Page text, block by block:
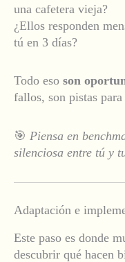
una cafetera vieja?
¿Ellos responden
tú en 3 días?
Todo eso son
fallos, son pistas para
🎯 Piensa en
silenciosa entre tú y
Adaptación e
Este paso es donde
descubrir qué hacen